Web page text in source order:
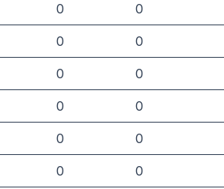
0 0
0 0
0 0
0 0
0 0
0 0